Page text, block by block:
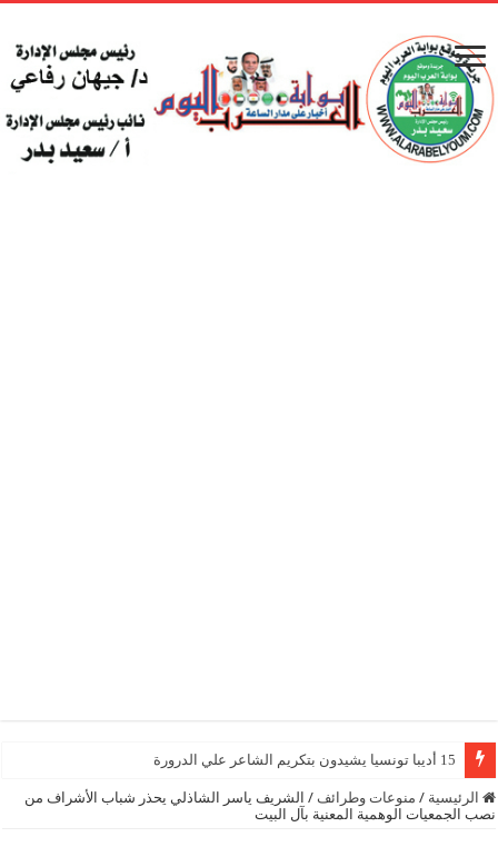
15 أديبا تونسيا يشيدون بتكريم الشاعر علي الدرورة
الرئيسية / منوعات وطرائف /
الشريف ياسر الشاذلي يحذر شباب الأشراف من
نصب الجمعيات الوهمية المعنية بآل البيت